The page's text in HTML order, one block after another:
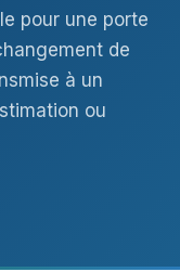
pour une porte
de
à un
ou